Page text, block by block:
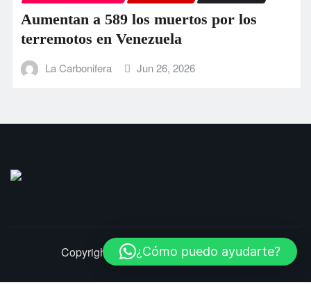
Aumentan a 589 los muertos por los
terremotos en Venezuela
La Carbonifera Jun 26, 2026
Copyright © 2025 | LaCarbonifera.com
¿Cómo puedo ayudarte?